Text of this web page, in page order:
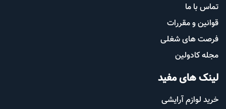
تماس با ما
قوانین و مقررات
فرصت های شغلی
مجله کادولین
لینک های مفید
خرید لوازم آرایشی